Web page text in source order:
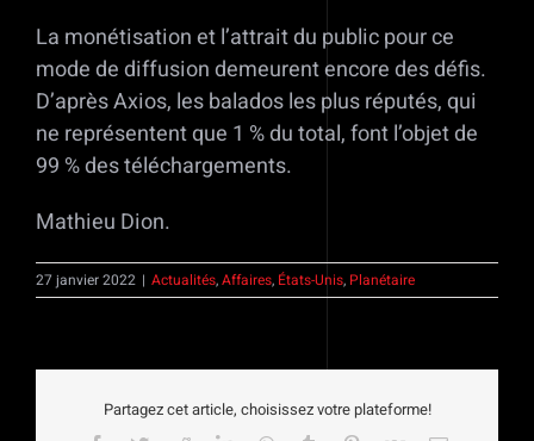
La monétisation et l’attrait du public pour ce
mode de diffusion demeurent encore des défis.
D’après Axios, les balados les plus réputés, qui
ne représentent que 1 % du total, font l’objet de
99 % des téléchargements.
Mathieu Dion.
27 janvier 2022 | Actualités,Affaires, États-Unis, Planétaire
Partagez cet article, choisissez votre plateforme!